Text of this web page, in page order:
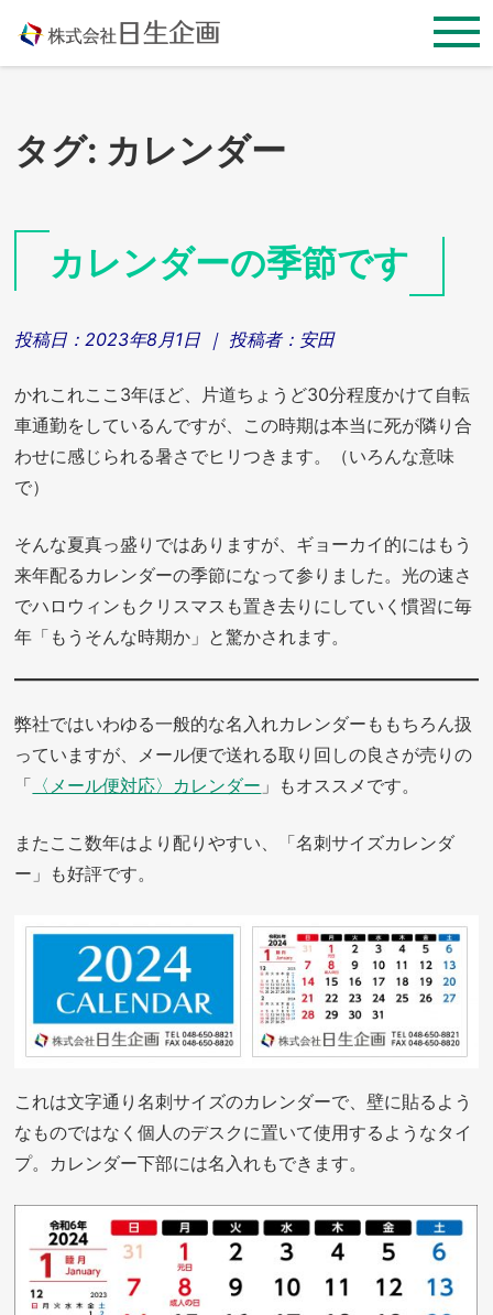
content
タグ: カレンダー
カレンダーの季節です
投稿日： 2023年8月1日 ｜ 投稿者： 安田
かれこれここ3年ほど、片道ちょうど30分程度かけて自転
車通勤をしているんですが、この時期は本当に死が隣り合
わせに感じられる暑さでヒリつきます。（いろんな意味
で）
そんな夏真っ盛りではありますが、ギョーカイ的にはもう
来年配るカレンダーの季節になって参りました。光の速さ
でハロウィンもクリスマスも置き去りにしていく慣習に毎
年「もうそんな時期か」と驚かされます。
弊社ではいわゆる一般的な名入れカレンダーももちろん扱
っていますが、メール便で送れる取り回しの良さが売りの
「 〈メール便対応〉カレンダー 」もオススメです。
またここ数年はより配りやすい、「名刺サイズカレンダ
ー」も好評です。
これは文字通り名刺サイズのカレンダーで、壁に貼るよう
なものではなく個人のデスクに置いて使用するようなタイ
プ。カレンダー下部には名入れもできます。